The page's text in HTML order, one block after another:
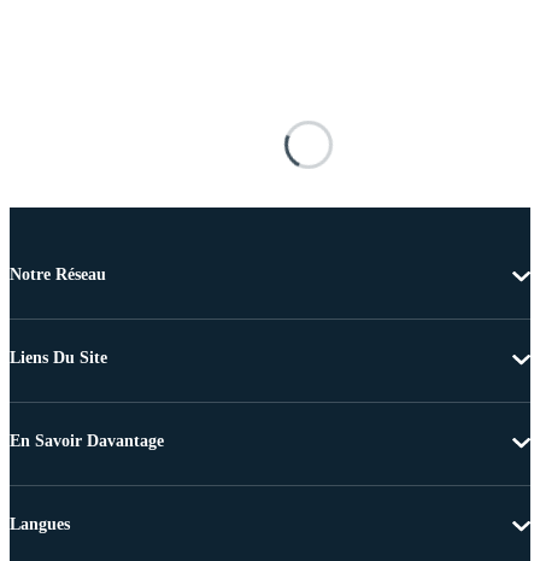
Notre Réseau
Liens Du Site
En Savoir Davantage
Langues